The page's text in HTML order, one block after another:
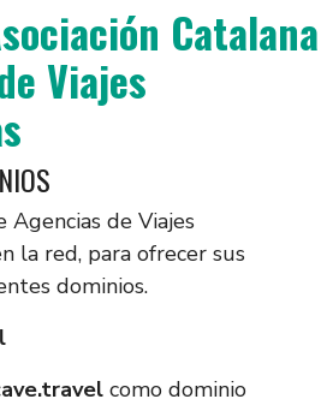
Catalana
Viajes
Agencias de Viajes
la red, para ofrecer sus
dominios.
como dominio